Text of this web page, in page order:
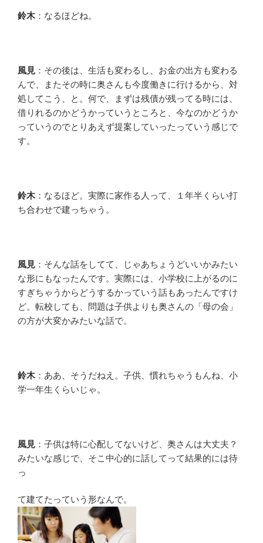
鈴木：なるほどね。
風見 ：その後は、生活も変わるし、お金の出方も変わる
んで、またその時に奥さんも今度働きに行けるから、対
処してこう、と。何で、まずは残債が残ってる時には、
借りれるのかどうかっていうところと、今なのかどうか
っていうのでとりあえず提案していったっていう感じで
す。
鈴木：なるほど。実際に家作る人って、１年半くらい打
ち合わせで建っちゃう。
風見 ：そんな話をしてて、じゃあちょうどいいかみたい
な形にもなったんです。実際には、小学校に上がるのに
すぎちゃうからどうするかっていう話もあったんですけ
ど。転校しても、問題は子供よりも奥さんの「母の会」
の方が大変かみたいな話で。
鈴木：ああ、そうだねえ。子供、慣れちゃうもんね、小
学一年生くらいじゃ。
風見 ：子供は特に心配してないけど、奥さんは大丈夫？
みたいな感じで、そこ中心的に話してって結果的には待
っ
て建てたっていう形なんで。